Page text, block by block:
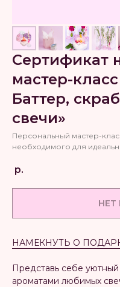
Сертификат
мастер-
Баттер,
свечи»
Персональный мастер-
необходимого для
р.
НЕТ
НАМЕКНУТЬ О
Представь себе
ароматами любимых